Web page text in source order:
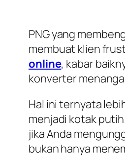
PNG yang
membuat klien
online, kabar
konverter
Hal ini ternyata
menjadi kotak
jika Anda
bukan hanya